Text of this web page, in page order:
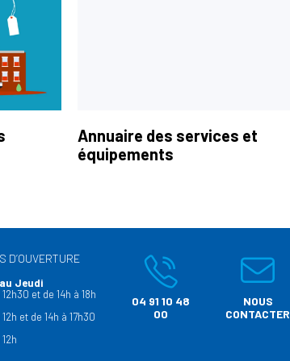
Annuaire des services et
équipements
D’OUVERTURE
Jeudi
et de 14h à 18h
et de 14h à 17h30
04 91 10 48
00
NOUS
CONTACTER